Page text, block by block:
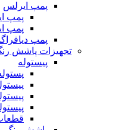
پمپ ایرلس
پمپ
پمپ
پمپ
تجهیزات پاشش
پیستوله